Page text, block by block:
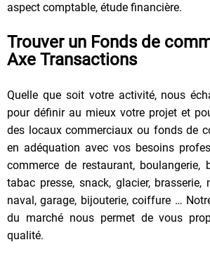
aspect comptable, étude financière.
Trouver un Fonds de
Axe Transactions
Quelle que soit votre activité, nous
pour définir au mieux votre projet et
des locaux commerciaux ou fonds de
en adéquation avec vos besoins
commerce de restaurant, boulangerie,
tabac presse, snack, glacier,
naval, garage, bijouterie, coiffure …
du marché nous permet de vous
qualité.